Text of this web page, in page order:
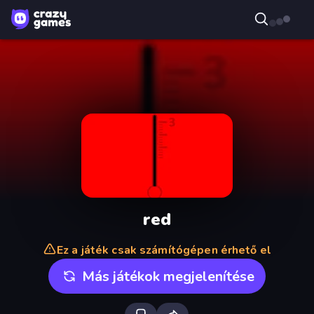
red
Ez a játék csak számítógépen érhető el
Más játékok megjelenítése